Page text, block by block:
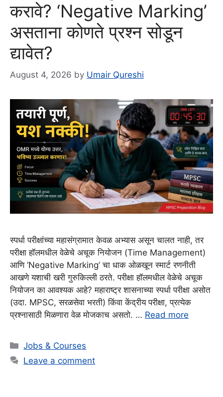
करावे? ‘Negative Marking’
असताना कोणते प्रश्न सोडून
द्यावेत?
August 4, 2026 by Umair Qureshi
स्पर्धा परीक्षांच्या महासंग्रामात केवळ अभ्यास असून चालत नाही, तर
परीक्षा हॉलमधील वेळेचे अचूक नियोजन (Time Management)
आणि ‘Negative Marking’ चा धाक ओळखून स्मार्ट रणनीती
आखणे यशाची खरी गुरुकिल्ली ठरते. परीक्षा हॉलमधील वेळेचे अचूक
नियोजन का आवश्यक आहे? महाराष्ट्र शासनाच्या स्पर्धा परीक्षा असोत
(उदा. MPSC, सरळसेवा भरती) किंवा केंद्रीय परीक्षा, प्रत्येक
प्रश्नासाठी मिळणारा वेळ मोजकाच असतो. … Read more
Categories
Jobs & Courses
Leave a comment